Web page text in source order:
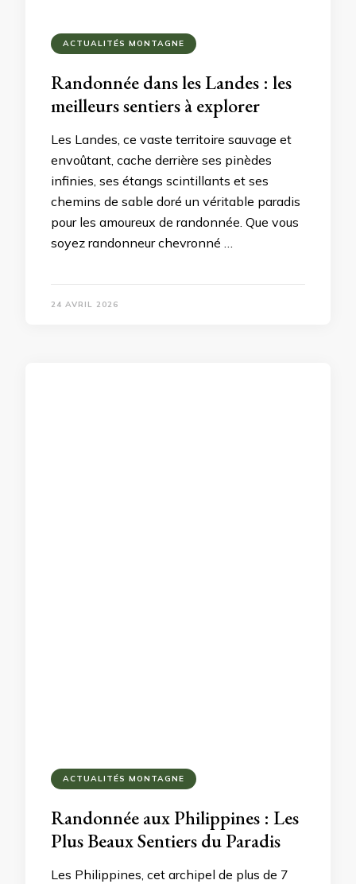
ACTUALITÉS MONTAGNE
Randonnée dans les Landes : les
meilleurs sentiers à explorer
Les Landes, ce vaste territoire sauvage et
envoûtant, cache derrière ses pinèdes
infinies, ses étangs scintillants et ses
chemins de sable doré un véritable paradis
pour les amoureux de randonnée. Que vous
soyez randonneur chevronné …
24 AVRIL 2026
ACTUALITÉS MONTAGNE
Randonnée aux Philippines : Les
Plus Beaux Sentiers du Paradis
Les Philippines, cet archipel de plus de 7